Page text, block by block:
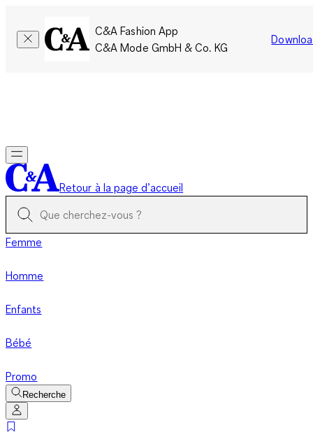
C&A Fashion App
C&A Mode GmbH & Co. KG
Retour à la page d’accueil
Femme
Homme
Enfants
Bébé
Promo
Recherche